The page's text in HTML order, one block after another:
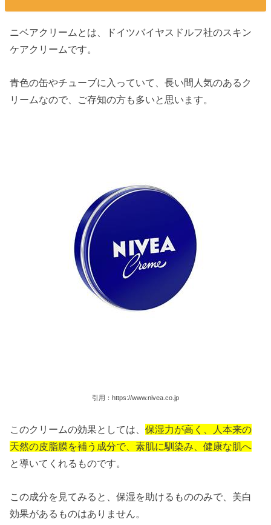
ニベアクリームとは、ドイツバイヤスドルフ社のスキン
ケアクリームです。
青色の缶やチューブに入っていて、長い間人気のあるク
リームなので、ご存知の方も多いと思います。
引用：https://www.nivea.co.jp
このクリームの効果としては、保湿力が高く、人本来の
天然の皮脂膜を補う成分で、素肌に馴染み、健康な肌へ
と導いてくれるものです。
この成分を見てみると、保湿を助けるもののみで、美白
効果があるものはありません。